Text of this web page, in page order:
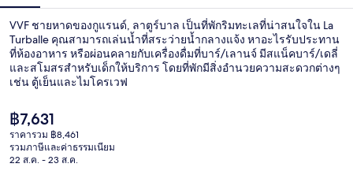
ลา
ตูร์
บาล
VVF ชายหาดของกูแรนด์, ลาตูร์บาล เป็นที่พักริมทะเลที่น่าสนใจใน La
Turballe คุณสามารถเล่นน้ำที่สระว่ายน้ำกลางแจ้ง หาอะไรรับประทาน
ที่ห้องอาหาร หรือผ่อนคลายกับเครื่องดื่มที่บาร์/เลานจ์ มีสแน็คบาร์/เดลี่
และสโมสรสำหรับเด็กให้บริการ โดยที่พักมีสิ่งอำนวยความสะดวกต่างๆ
เช่น ตู้เย็นและไมโครเวฟ
ราคา
ปัจจุบัน
฿7,631
฿7,631
ราคารวม ฿8,461
รวมภาษีและค่าธรรมเนียม
22 ส.ค. - 23 ส.ค.